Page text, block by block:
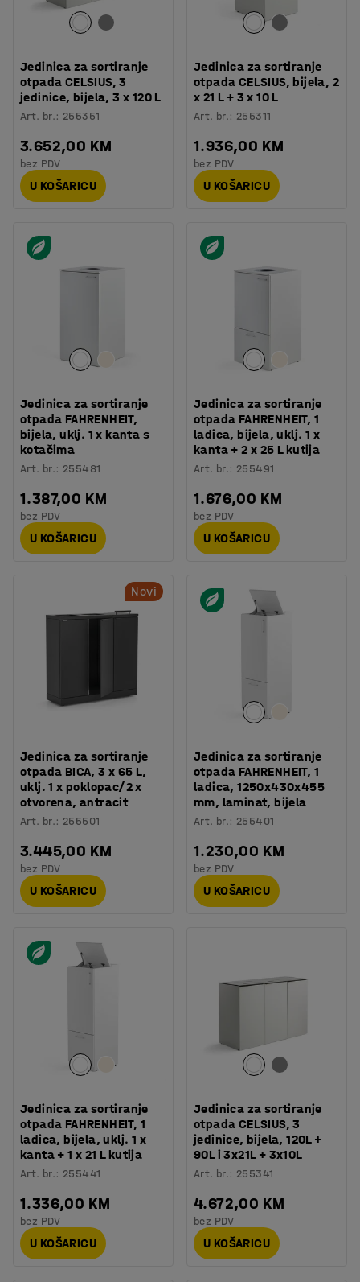
Jedinica za sortiranje
otpada CELSIUS, 3
jedinice, bijela, 3 x 120 L
Art. br.: 255351
3.652,00 KM
bez PDV
U KOŠARICU
Jedinica za sortiranje
otpada CELSIUS, bijela, 2
x 21 L + 3 x 10 L
Art. br.: 255311
1.936,00 KM
bez PDV
U KOŠARICU
Jedinica za sortiranje
otpada FAHRENHEIT,
bijela, uklj. 1 x kanta s
kotačima
Art. br.: 255481
1.387,00 KM
bez PDV
U KOŠARICU
Jedinica za sortiranje
otpada FAHRENHEIT, 1
ladica, bijela, uklj. 1 x
kanta + 2 x 25 L kutija
Art. br.: 255491
1.676,00 KM
bez PDV
U KOŠARICU
Novi
Jedinica za sortiranje
otpada BICA, 3 x 65 L,
uklj. 1 x poklopac/2 x
otvorena, antracit
Art. br.: 255501
3.445,00 KM
bez PDV
U KOŠARICU
Jedinica za sortiranje
otpada FAHRENHEIT, 1
ladica, 1250x430x455
mm, laminat, bijela
Art. br.: 255401
1.230,00 KM
bez PDV
U KOŠARICU
Jedinica za sortiranje
otpada FAHRENHEIT, 1
ladica, bijela, uklj. 1 x
kanta + 1 x 21 L kutija
Art. br.: 255441
1.336,00 KM
bez PDV
U KOŠARICU
Jedinica za sortiranje
otpada CELSIUS, 3
jedinice, bijela, 120L +
90L i 3x21L + 3x10L
Art. br.: 255341
4.672,00 KM
bez PDV
U KOŠARICU